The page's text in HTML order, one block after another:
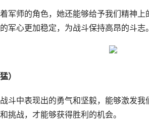
军师的角色，她还能够给予我们精神上
军心更加稳定，为战斗保持高昂的斗志。
）
斗中表现出的勇气和坚毅，能够激发
挑战，才能够获得胜利的机会。